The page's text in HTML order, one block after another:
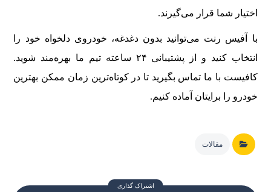
اختیار شما قرار می‌گیرند.
با آفیس رنت می‌توانید بدون دغدغه، خودروی دلخواه خود را
انتخاب کنید و از پشتیبانی ۲۴ ساعته تیم ما بهره‌مند شوید.
کافیست با ما تماس بگیرید تا در کوتاه‌ترین زمان ممکن بهترین
خودرو را برایتان آماده کنیم.
مقالات